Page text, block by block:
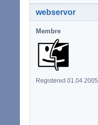
webservor
Membre
Registered 01.04.2005